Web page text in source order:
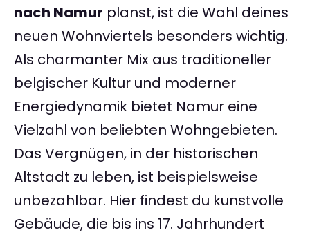
nach Namur planst, ist die Wahl deines
neuen Wohnviertels besonders wichtig.
Als charmanter Mix aus traditioneller
belgischer Kultur und moderner
Energiedynamik bietet Namur eine
Vielzahl von beliebten Wohngebieten.
Das Vergnügen, in der historischen
Altstadt zu leben, ist beispielsweise
unbezahlbar. Hier findest du kunstvolle
Gebäude, die bis ins 17. Jahrhundert